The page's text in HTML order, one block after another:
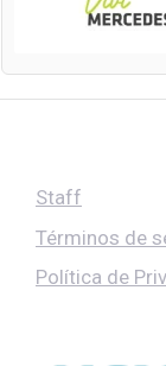
Staff
Términos de
Política de